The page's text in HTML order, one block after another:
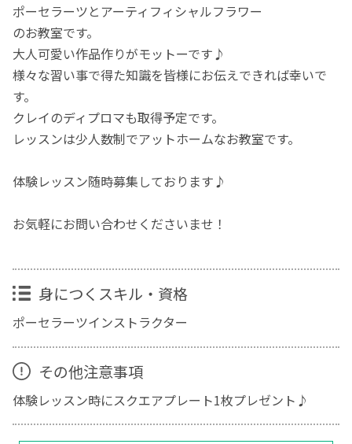
ポーセラーツとアーティフィシャルフラワー
のお教室です。
大人可愛い作品作りがモットーです♪
様々な習い事で得た知識を皆様にお伝えできれば幸いで
す。
クレイのディプロマも取得予定です。
レッスンは少人数制でアットホームなお教室です。
体験レッスン随時募集しております♪
お気軽にお問い合わせくださいませ！
身につくスキル・資格
ポーセラーツインストラクター
その他注意事項
体験レッスン時にスクエアプレート1枚プレゼント♪